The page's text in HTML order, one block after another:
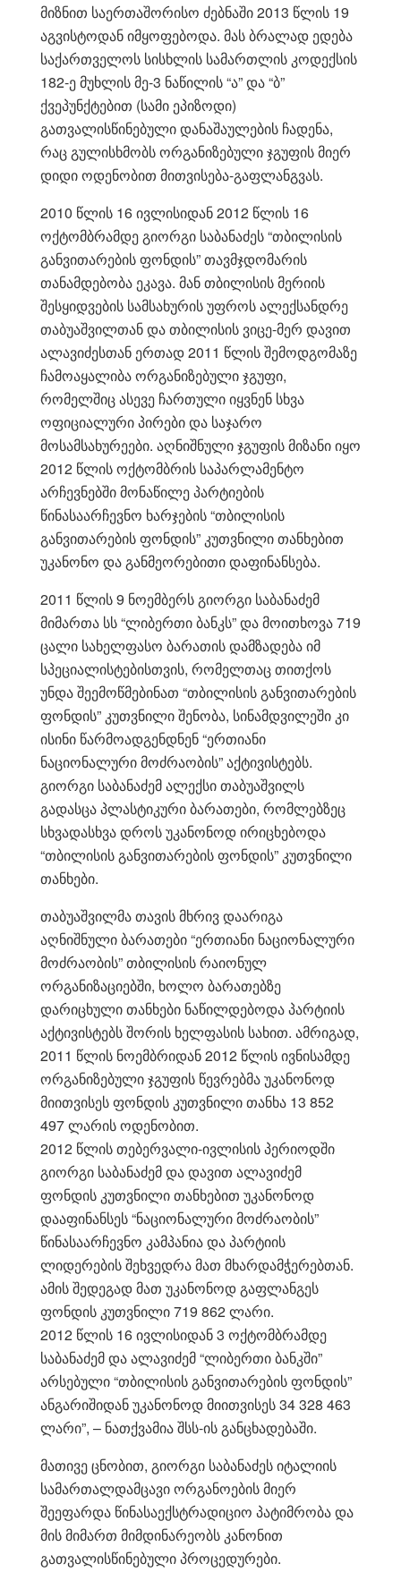
მიზნით საერთაშორისო ძებნაში 2013 წლის 19
აგვისტოდან იმყოფებოდა. მას ბრალად ედება
საქართველოს სისხლის სამართლის კოდექსის
182-ე მუხლის მე-3 ნაწილის “ა” და “ბ”
ქვეპუნქტებით (სამი ეპიზოდი)
გათვალისწინებული დანაშაულების ჩადენა,
რაც გულისხმობს ორგანიზებული ჯგუფის მიერ
დიდი ოდენობით მითვისება-გაფლანგვას.
2010 წლის 16 ივლისიდან 2012 წლის 16
ოქტომბრამდე გიორგი საბანაძეს “თბილისის
განვითარების ფონდის” თავმჯდომარის
თანამდებობა ეკავა. მან თბილისის მერიის
შესყიდვების სამსახურის უფროს ალექსანდრე
თაბუაშვილთან და თბილისის ვიცე-მერ დავით
ალავიძესთან ერთად 2011 წლის შემოდგომაზე
ჩამოაყალიბა ორგანიზებული ჯგუფი,
რომელშიც ასევე ჩართული იყვნენ სხვა
ოფიციალური პირები და საჯარო
მოსამსახურეები. აღნიშნული ჯგუფის მიზანი იყო
2012 წლის ოქტომბრის საპარლამენტო
არჩევნებში მონაწილე პარტიების
წინასაარჩევნო ხარჯების “თბილისის
განვითარების ფონდის” კუთვნილი თანხებით
უკანონო და განმეორებითი დაფინანსება.
2011 წლის 9 ნოემბერს გიორგი საბანაძემ
მიმართა სს “ლიბერთი ბანკს” და მოითხოვა 719
ცალი სახელფასო ბარათის დამზადება იმ
სპეციალისტებისთვის, რომელთაც თითქოს
უნდა შეემოწმებინათ “თბილისის განვითარების
ფონდის” კუთვნილი შენობა, სინამდვილეში კი
ისინი წარმოადგენდნენ “ერთიანი
ნაციონალური მოძრაობის” აქტივისტებს.
გიორგი საბანაძემ ალექსი თაბუაშვილს
გადასცა პლასტიკური ბარათები, რომლებზეც
სხვადასხვა დროს უკანონოდ ირიცხებოდა
“თბილისის განვითარების ფონდის” კუთვნილი
თანხები.
თაბუაშვილმა თავის მხრივ დაარიგა
აღნიშნული ბარათები “ერთიანი ნაციონალური
მოძრაობის” თბილისის რაიონულ
ორგანიზაციებში, ხოლო ბარათებზე
დარიცხული თანხები ნაწილდებოდა პარტიის
აქტივისტებს შორის ხელფასის სახით. ამრიგად,
2011 წლის ნოემბრიდან 2012 წლის ივნისამდე
ორგანიზებული ჯგუფის წევრებმა უკანონოდ
მიითვისეს ფონდის კუთვნილი თანხა 13 852
497 ლარის ოდენობით.
2012 წლის თებერვალი-ივლისის პერიოდში
გიორგი საბანაძემ და დავით ალავიძემ
ფონდის კუთვნილი თანხებით უკანონოდ
დააფინანსეს “ნაციონალური მოძრაობის”
წინასაარჩევნო კამპანია და პარტიის
ლიდერების შეხვედრა მათ მხარდამჭერებთან.
ამის შედეგად მათ უკანონოდ გაფლანგეს
ფონდის კუთვნილი 719 862 ლარი.
2012 წლის 16 ივლისიდან 3 ოქტომბრამდე
საბანაძემ და ალავიძემ “ლიბერთი ბანკში”
არსებული “თბილისის განვითარების ფონდის”
ანგარიშიდან უკანონოდ მიითვისეს 34 328 463
ლარი”, – ნათქვამია შსს-ის განცხადებაში.
მათივე ცნობით, გიორგი საბანაძეს იტალიის
სამართალდამცავი ორგანოების მიერ
შეეფარდა წინასაექსტრადიციო პატიმრობა და
მის მიმართ მიმდინარეობს კანონით
გათვალისწინებული პროცედურები.